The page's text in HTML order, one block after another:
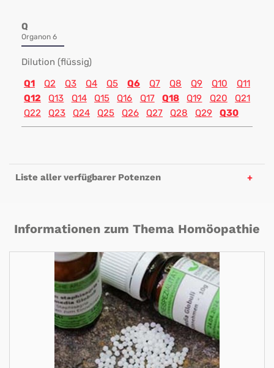
Q
Organon 6
Dilution (flüssig)
Q1
Q2 Q3 Q4 Q5 Q6 Q7 Q8 Q9 Q10
Q11
Q12
Q13 Q14 Q15 Q16 Q17 Q18 Q19 Q20
Q21
Q22
Q23 Q24 Q25 Q26 Q27 Q28 Q29 Q30
Liste aller verfügbarer Potenzen
Informationen zum Thema Homöopathie